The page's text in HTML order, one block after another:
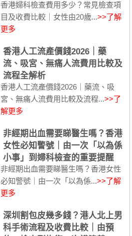
香港婦科檢查費用多少？常見檢查項
目及收費比較｜女性由20歲...>>了解
更多
香港人工流產價錢2026｜藥
流、吸宮、無痛人流費用比較及
流程全解析
香港人工流產價錢2026｜藥流、吸
宮、無痛人流費用比較及流程...>>了
解更多
非經期出血需要睇醫生嗎？香港
女性必知警號｜由一次「以為係
小事」到婦科檢查的重要提醒
非經期出血需要睇醫生嗎？香港女性
必知警號｜由一次「以為係...>>了解
更多
深圳割包皮幾多錢？港人北上男
科手術流程及收費比較｜由預